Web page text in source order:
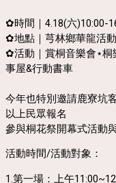
✿時間｜4.18(六)10:00-
✿地點｜ 芎林鄉華龍活
✿活動｜賞桐音樂會⋆桐
事屋&行動書車
今年也特別 邀請鹿寮坑
以上民眾報名
參與桐花祭開幕式活動
活動時間/活動對象：
1.第一場：上午